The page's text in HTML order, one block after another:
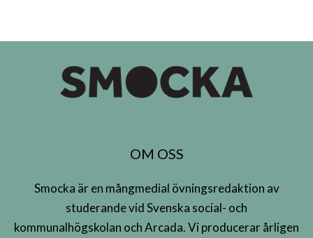
OM OSS
Smocka är en mångmedial övningsredaktion av
studerande vid Svenska social- och
kommunalhögskolan och Arcada. Vi producerar årligen